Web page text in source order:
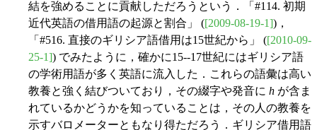
結を強めることに貢献しただろうという．「#114. 初期
近代英語の借用語の起源と割合」 ([2009-08-19-1])，
「#516. 直接のギリシア語借用は15世紀から」 ([2010-09-
25-1]) でみたように，確かに15--17世紀にはギリシア語
の学術用語が多く英語に流入した．これらの語彙は高い
教養と強く結びついており，その綴字や発音に h が含ま
れているかどうかを知っていることは，その人の教養を
示すバロメーターともなり得ただろう．ギリシア借用語